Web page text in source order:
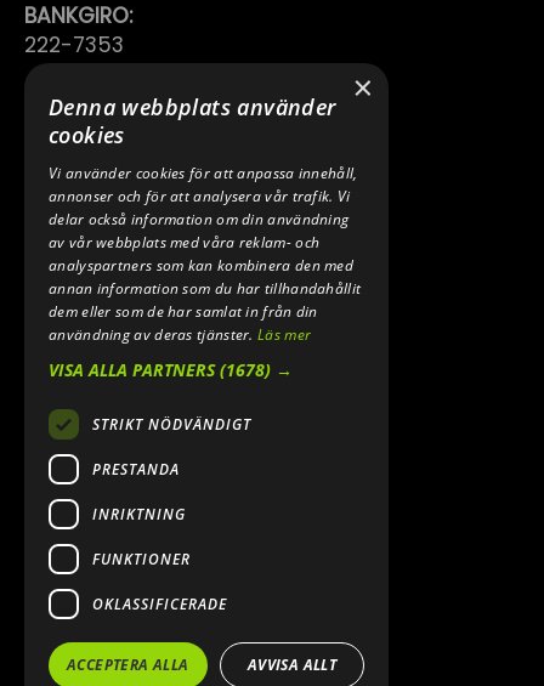
BANKGIRO:
222-7353
TELEFON:
0640 200 50
E-POST:
INFO@SPEEDSHOPEN.SE
ÅNGRA MITT KÖP
2026. ALL RIGHTS RESERVED.
POWERED BY EMPORI CMS
×
Denna webbplats använder
cookies
Vi använder cookies för att anpassa innehåll,
annonser och för att analysera vår trafik. Vi
delar också information om din användning
av vår webbplats med våra reklam- och
analyspartners som kan kombinera den med
annan information som du har tillhandahållit
dem eller som de har samlat in från din
användning av deras tjänster.Läs mer
VISA ALLA PARTNERS(1678) →
STRIKT NÖDVÄNDIGT
PRESTANDA
INRIKTNING
FUNKTIONER
OKLASSIFICERADE
ACCEPTERA ALLA AVVISA ALLT